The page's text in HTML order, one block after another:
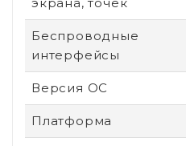
Беспроводные
интерфейсы
Версия ОС
Платформа